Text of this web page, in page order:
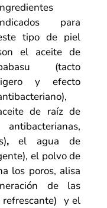
para
tipo de piel
el aceite de
(tacto
y efecto
de raíz de
,el agua de
el polvo de
los poros, alisa
de las
refrescante) y el